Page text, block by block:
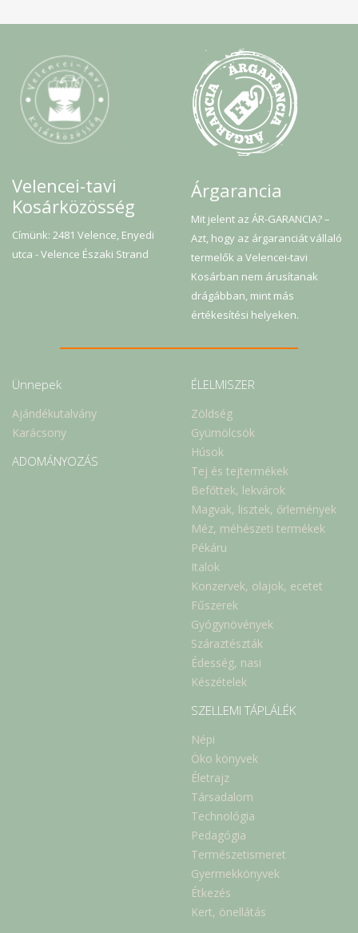
Velencei-tavi
Kosárközösség
Címünk: 2481 Velence, Enyedi
utca - Velence Északi Strand
Árgarancia
Mit jelent az ÁR-GARANCIA? –
Azt, hogy az árgaranciát vállaló
termelők a Velencei-tavi
Kosárban nem árusítanak
drágábban, mint más
értékesítési helyeken.
Ünnepek
Ajándékutalvány
Karácsony
ADOMÁNYOZÁS
ÉLELMISZER
Zöldség
Gyümölcsök
Húsok
Tej és tejtermékek
Befőttek, lekvárok
Magvak, lisztek, őrlemények
Méz, méhészeti termékek
Pékáru
Italok
Konzervek, olajok, ecetet
Fűszerek
Gyógynövények
Száraztészták
Édesség, nasi
Készételek
SZELLEMI TÁPLÁLÉK
Népi
Öko könyvek
Életrajz
Társadalom
Technológia
Pedagógia
Természetismeret
Gyermekkönyvek
Étkezés
Kert, önellátás